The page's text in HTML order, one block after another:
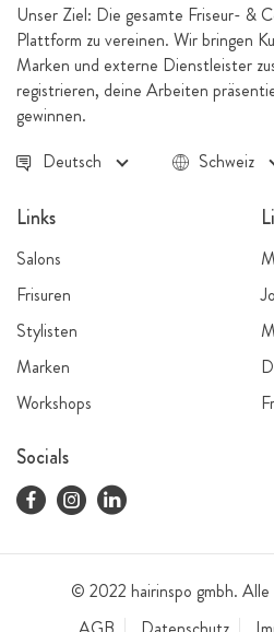
Unser Ziel: Die gesamte Friseur- &
Plattform zu vereinen. Wir bringen
Marken und externe Dienstleister
registrieren, deine Arbeiten
gewinnen.
Deutsch
Schweiz
Links
Salons
Frisuren
Stylisten
Marken
Workshops
Socials
© 2022 hairinspo gmbh.